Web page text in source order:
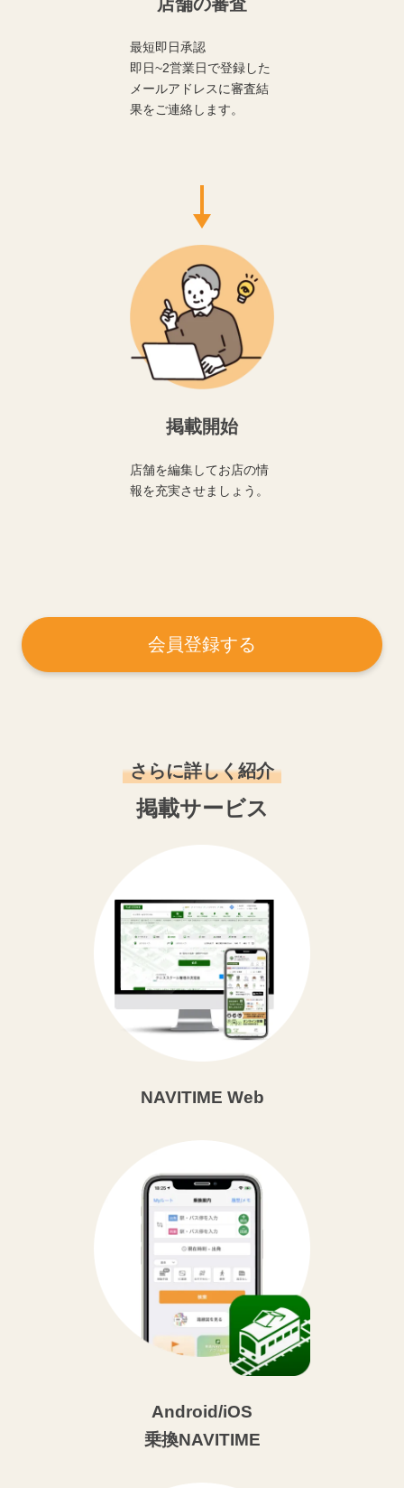
最短即日承認
即日~2営業日で登録した
メールアドレスに審査結
果をご連絡します。
掲載開始
店舗を編集してお店の情
報を充実させましょう。
会員登録する
さらに詳しく紹介
掲載サービス
NAVITIME Web
Android/iOS
乗換NAVITIME